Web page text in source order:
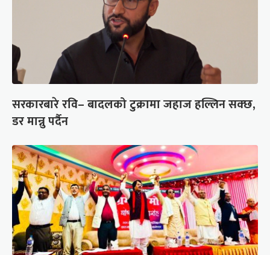
सरकारबारे रवि– बादलको टुक्रामा जहाज हल्लिन सक्छ,
डर मान्नु पर्दैन